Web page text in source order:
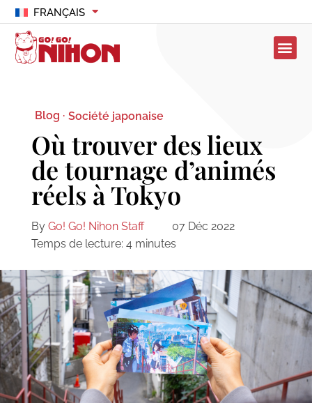
FRANÇAIS
Blog · Société japonaise
Où trouver des lieux
de tournage d’animés
réels à Tokyo
By Go! Go! Nihon Staff
07 Déc 2022
Temps de lecture: 4 minutes